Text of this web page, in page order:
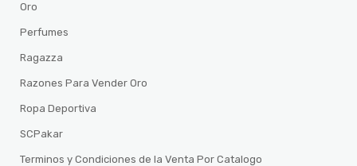
Oro
Perfumes
Ragazza
Razones Para Vender Oro
Ropa Deportiva
SCPakar
Terminos y Condiciones de la Venta Por Catalogo